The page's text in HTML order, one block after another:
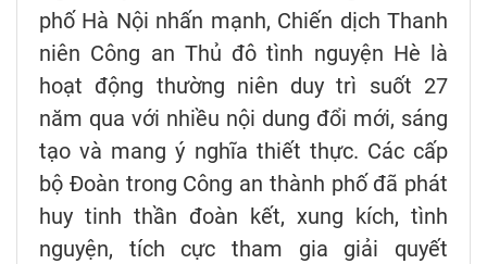
phố Hà Nội nhấn mạnh, Chiến dịch Thanh
niên Công an Thủ đô tình nguyện Hè là
hoạt động thường niên duy trì suốt 27
năm qua với nhiều nội dung đổi mới, sáng
tạo và mang ý nghĩa thiết thực. Các cấp
bộ Đoàn trong Công an thành phố đã phát
huy tinh thần đoàn kết, xung kích, tình
nguyện, tích cực tham gia giải quyết